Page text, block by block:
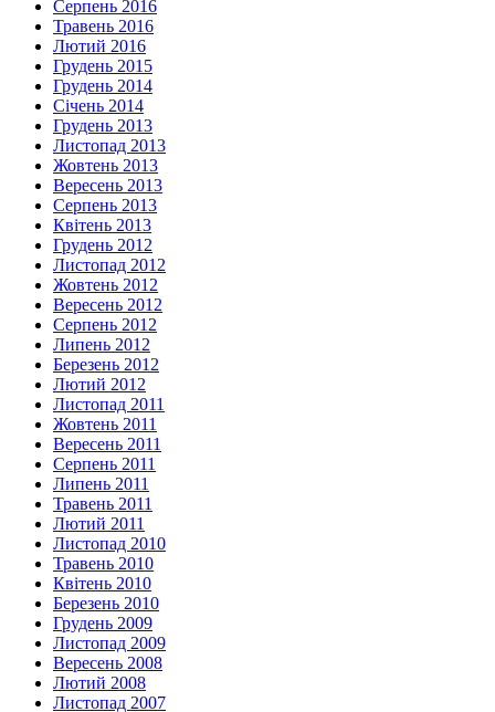
Серпень 2016
Травень 2016
Лютий 2016
Грудень 2015
Грудень 2014
Січень 2014
Грудень 2013
Листопад 2013
Жовтень 2013
Вересень 2013
Серпень 2013
Квітень 2013
Грудень 2012
Листопад 2012
Жовтень 2012
Вересень 2012
Серпень 2012
Липень 2012
Березень 2012
Лютий 2012
Листопад 2011
Жовтень 2011
Вересень 2011
Серпень 2011
Липень 2011
Травень 2011
Лютий 2011
Листопад 2010
Травень 2010
Квітень 2010
Березень 2010
Грудень 2009
Листопад 2009
Вересень 2008
Лютий 2008
Листопад 2007